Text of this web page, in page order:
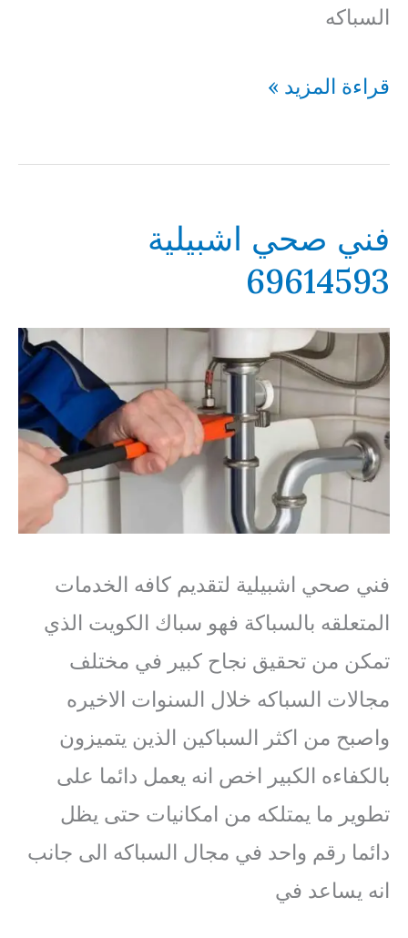
السباكه
فني
الواحة
قراءة المزيد »
فني صحي اشبيلية
69614593
فني صحي اشبيلية لتقديم كافه الخدمات
المتعلقه بالسباكة فهو سباك الكويت الذي
تمكن من تحقيق نجاح كبير في مختلف
مجالات السباكه خلال السنوات الاخيره
واصبح من اكثر السباكين الذين يتميزون
بالكفاءه الكبير اخص انه يعمل دائما على
تطوير ما يمتلكه من امكانيات حتى يظل
دائما رقم واحد في مجال السباكه الى جانب
انه يساعد في